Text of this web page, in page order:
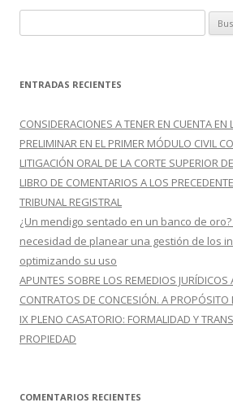
u
c
r
:
ENTRADAS RECIENTES
CONSIDERACIONES A TENER EN CUENTA EN
PRELIMINAR EN EL PRIMER MÓDULO CIVIL
LITIGACIÓN ORAL DE LA CORTE SUPERIOR
LIBRO DE COMENTARIOS A LOS
TRIBUNAL REGISTRAL
¿Un mendigo sentado en un banco de
necesidad de planear una gestión de los
optimizando su uso
APUNTES SOBRE LOS REMEDIOS JURÍDICOS
CONTRATOS DE CONCESIÓN. A PROPÓSITO
IX PLENO CASATORIO: FORMALIDAD Y
PROPIEDAD
COMENTARIOS RECIENTES